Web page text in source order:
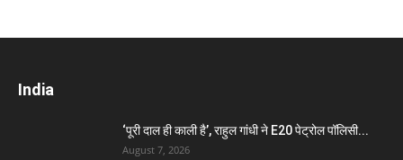
India
‘पूरी दाल ही काली है’, राहुल गांधी ने E20 पेट्रोल पॉलिसी...
August 7, 2026